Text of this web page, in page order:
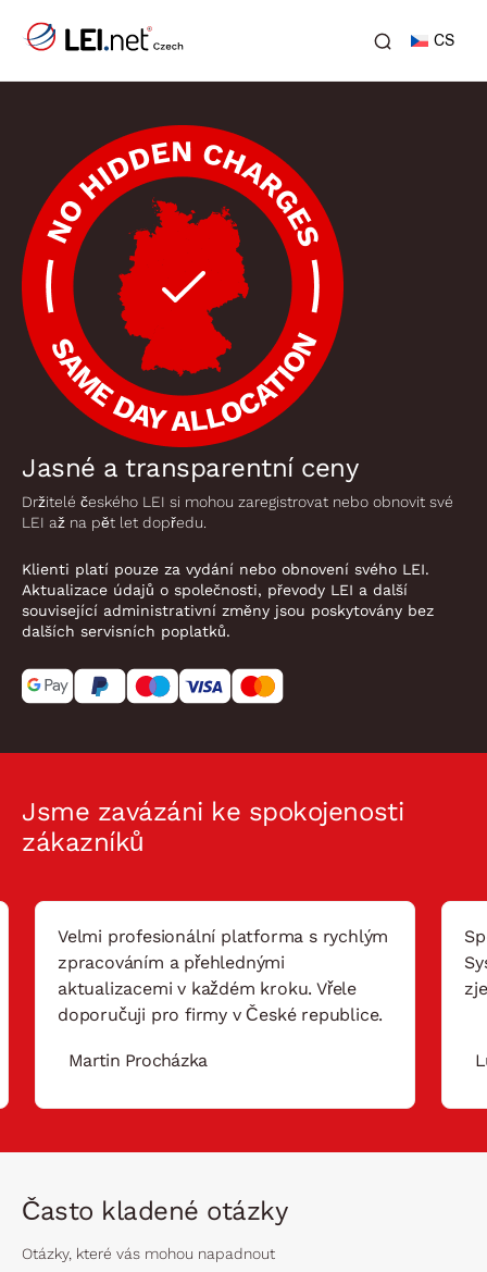
CS
Jasné a transparentní ceny
Držitelé českého LEI si mohou zaregistrovat nebo obnovit své
LEI až na pět let dopředu.
Klienti platí pouze za vydání nebo obnovení svého LEI.
Aktualizace údajů o společnosti, převody LEI a další
související administrativní změny jsou poskytovány bez
dalších servisních poplatků.
Jsme zavázáni ke spokojenosti
zákazníků
Velmi profesionální platforma s rychlým
zpracováním a přehlednými
aktualizacemi v každém kroku. Vřele
doporučuji pro firmy v České republice.
Martin Procházka
Často kladené otázky
Otázky, které vás mohou napadnout